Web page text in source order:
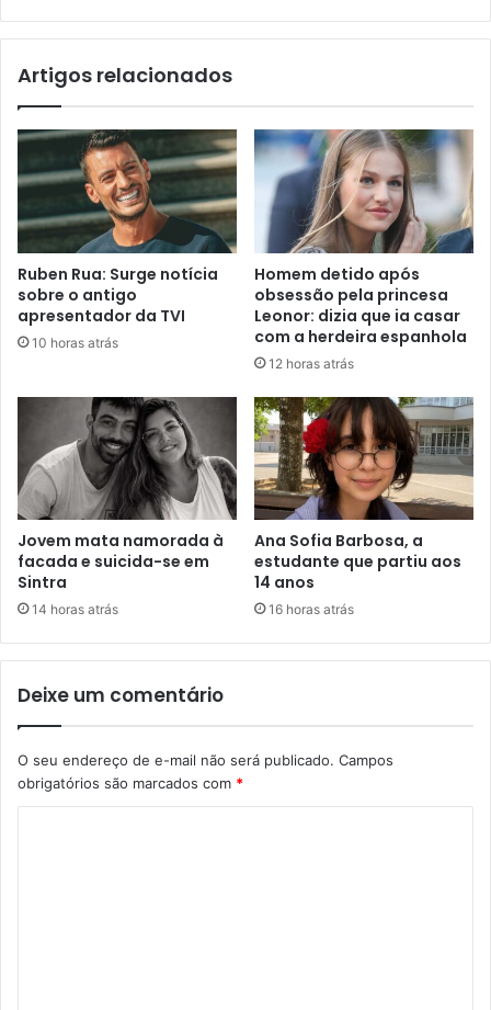
Artigos relacionados
Ruben Rua: Surge notícia
sobre o antigo
apresentador da TVI
10 horas atrás
Homem detido após
obsessão pela princesa
Leonor: dizia que ia casar
com a herdeira espanhola
12 horas atrás
Jovem mata namorada à
facada e suicida-se em
Sintra
14 horas atrás
Ana Sofia Barbosa, a
estudante que partiu aos
14 anos
16 horas atrás
Deixe um comentário
O seu endereço de e-mail não será publicado. Campos
obrigatórios são marcados com *